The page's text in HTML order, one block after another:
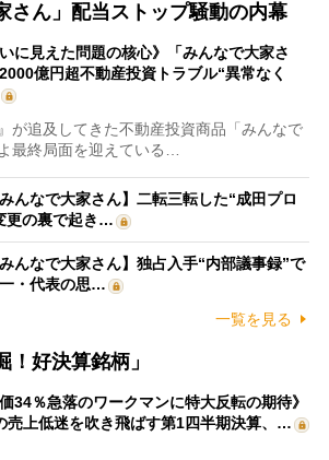
さん」配当ストップ騒動の内幕
いに見えた問題の核心》「みんなで大家さ
億円超不動産投資トラブル“異常なく
が追及してきた不動産投資商品「みんなで
最終局面を迎えている…
んなで大家さん】二転三転した“成田プロ
更の裏で起き…
んなで大家さん】独占入手“内部議事録”で
・代表の思…
一覧を見る
好決算銘柄」
価34％急落のワークマンに特大反転の期待》
売上低迷を吹き飛ばす第1四半期決算、…